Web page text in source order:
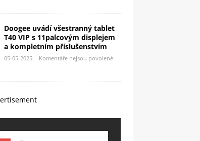
Doogee uvádí všestranný tablet
T40 VIP s 11palcovým displejem
a kompletním příslušenstvím
05-05-2025 Komentáře nejsou povolené